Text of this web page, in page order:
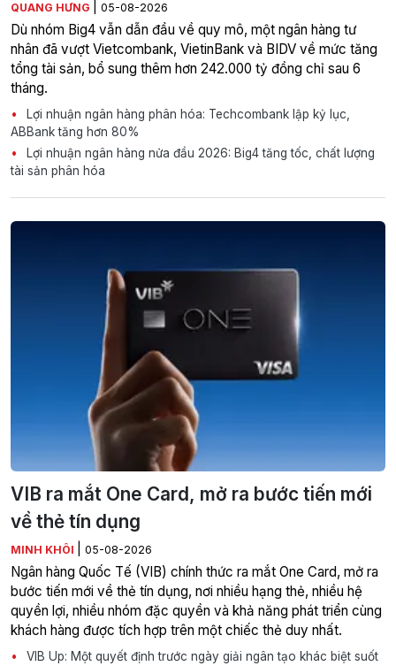
QUANG HƯNG 05-08-2026
Dù nhóm Big4 vẫn dẫn đầu về quy mô, một ngân hàng tư
nhân đã vượt Vietcombank, VietinBank và BIDV về mức tăng
tổng tài sản, bổ sung thêm hơn 242.000 tỷ đồng chỉ sau 6
tháng.
Lợi nhuận ngân hàng phân hóa: Techcombank lập kỷ lục,
ABBank tăng hơn 80%
Lợi nhuận ngân hàng nửa đầu 2026: Big4 tăng tốc, chất lượng
tài sản phân hóa
VIB ra mắt One Card, mở ra bước tiến mới
về thẻ tín dụng
MINH KHÔI 05-08-2026
Ngân hàng Quốc Tế (VIB) chính thức ra mắt One Card, mở ra
bước tiến mới về thẻ tín dụng, nơi nhiều hạng thẻ, nhiều hệ
quyền lợi, nhiều nhóm đặc quyền và khả năng phát triển cùng
khách hàng được tích hợp trên một chiếc thẻ duy nhất.
VIB Up: Một quyết định trước ngày giải ngân tạo khác biệt suốt